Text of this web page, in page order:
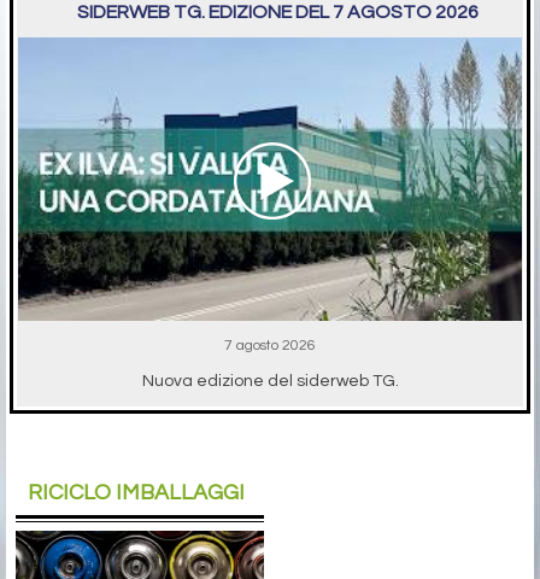
SIDERWEB TG. EDIZIONE DEL 7 AGOSTO 2026
7 agosto 2026
Nuova edizione del siderweb TG.
RICICLO IMBALLAGGI